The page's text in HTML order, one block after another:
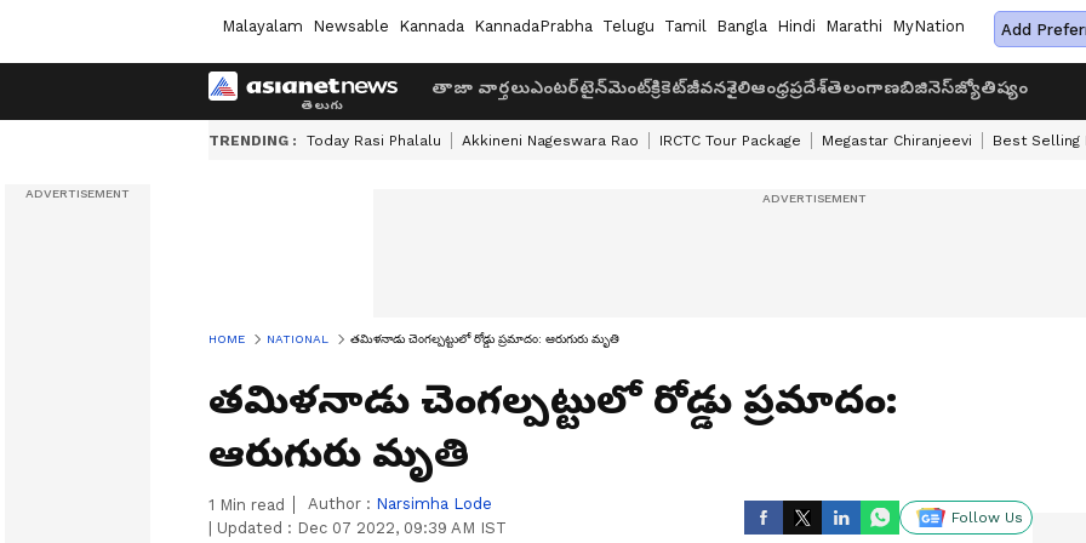
Malayalam Newsable Kannada KannadaPrabha Telugu Tamil Bangla Hindi Marathi MyNation Add
తాజా వార్తలుఎంటర్‌టైన్‌మెంట్క్రికెట్జీవనశైలిఆంధ్రప్రదేశ్తెలంగాణబిజినెస్జ్యోతిష్యం
TRENDING : Today Rasi Phalalu Akkineni Nageswara Rao IRCTC Tour Package Megastar Chiranjeevi Best Selling
HOME NATIONAL తమిళనాడు చెంగల్పట్టులో రోడ్డు ప్రమాదం: ఆరుగురు మృతి
తమిళనాడు చెంగల్పట్టులో రోడ్డు ప్రమాదం:
ఆరుగురు మృతి
1 Min read Author : Narsimha Lode
Updated : Dec 07 2022, 09:39 AM IST
Follow Us